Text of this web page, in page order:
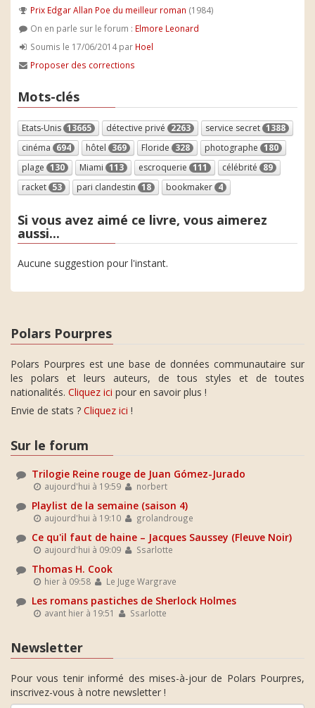
Prix Edgar Allan Poe du meilleur roman (1984)
On en parle sur le forum : Elmore Leonard
Soumis le 17/06/2014 par Hoel
Proposer des corrections
Mots-clés
Etats-Unis 13665 détective privé 2263 service secret 1388
cinéma 694 hôtel 369 Floride 328 photographe 180
plage 130 Miami 113 escroquerie 111 célébrité 89
racket 53 pari clandestin 18 bookmaker 4
Si vous avez aimé ce livre, vous aimerez
aussi...
Aucune suggestion pour l'instant.
Polars Pourpres
Polars Pourpres est une base de données communautaire sur
les polars et leurs auteurs, de tous styles et de toutes
nationalités. Cliquez ici pour en savoir plus !
Envie de stats ? Cliquez ici !
Sur le forum
Trilogie Reine rouge de Juan Gómez-Jurado
aujourd'hui à 19:59 norbert
Playlist de la semaine (saison 4)
aujourd'hui à 19:10 grolandrouge
Ce qu'il faut de haine – Jacques Saussey (Fleuve Noir)
aujourd'hui à 09:09 Ssarlotte
Thomas H. Cook
hier à 09:58 Le Juge Wargrave
Les romans pastiches de Sherlock Holmes
avant hier à 19:51 Ssarlotte
Newsletter
Pour vous tenir informé des mises-à-jour de Polars Pourpres,
inscrivez-vous à notre newsletter !